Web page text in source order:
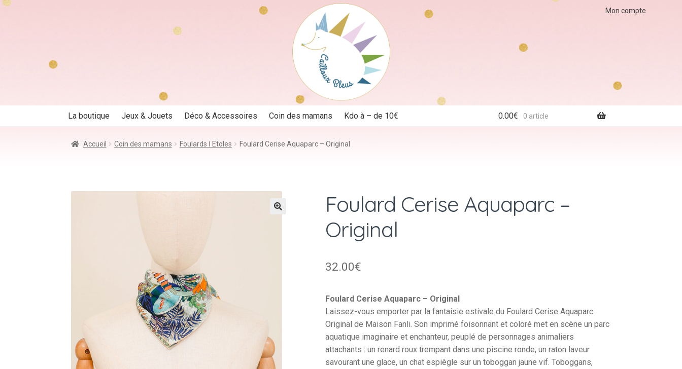
Mon compte
La boutique Jeux & Jouets Déco & Accessoires Coin des mamans Kdo à – de 10€ 0.00€ 0 article
Accueil Coin des mamans Foulards Ⅰ Etoles Foulard Cerise Aquaparc – Original
Foulard Cerise Aquaparc –
Original
32.00€
Foulard Cerise Aquaparc – Original
Laissez-vous emporter par la fantaisie estivale du Foulard Cerise Aquaparc
Original de Maison Fanli. Son imprimé foisonnant et coloré met en scène un parc
aquatique imaginaire et enchanteur, peuplé de personnages animaliers
attachants : un renard roux trempant dans une piscine ronde, un raton laveur
savourant une glace, un chat espiègle sur un toboggan jaune vif. Toboggans,